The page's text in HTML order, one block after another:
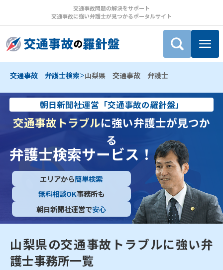
交通事故問題の解決をサポート
交通事故に強い弁護士が見つかるポータルサイト
交通事故 弁護士検索>山梨県 交通事故 弁護士
朝日新聞社運営「交通事故の羅針盤」
交通事故トラブルに強い弁護士が見つか
る
弁護士検索サービス！
エリアから簡単検索
無料相談OK事務所も
朝日新聞社運営で安心
山梨県の交通事故トラブルに強い弁
護士事務所一覧